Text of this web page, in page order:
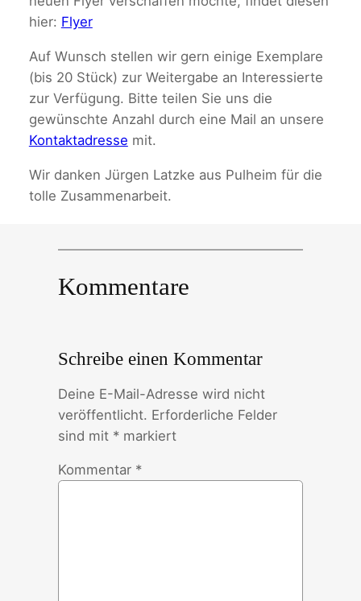
hier: Flyer
Auf Wunsch stellen wir gern einige Exemplare
(bis 20 Stück) zur Weitergabe an Interessierte
zur Verfügung. Bitte teilen Sie uns die
gewünschte Anzahl durch eine Mail an unsere
Kontaktadresse mit.
Wir danken Jürgen Latzke aus Pulheim für die
tolle Zusammenarbeit.
Kommentare
Schreibe einen Kommentar
Deine E-Mail-Adresse wird nicht
veröffentlicht. Erforderliche Felder
sind mit *markiert
Kommentar *